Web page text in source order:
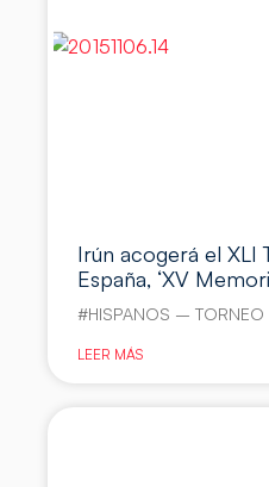
Irún acogerá el XLI
España, ‘XV
#HISPANOS – TORNEO
LEER MÁS